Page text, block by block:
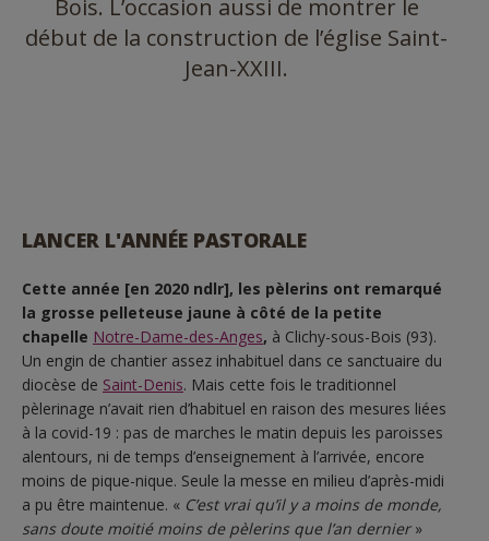
Bois. L’occasion aussi de montrer le
début de la construction de l’église Saint-
Jean-XXIII.
LANCER L'ANNÉE PASTORALE
Cette année [en 2020 ndlr], les pèlerins ont remarqué
la grosse pelleteuse jaune à côté de la petite
chapelle Notre-Dame-des-Anges, à Clichy-sous-Bois (93).
Un engin de chantier assez inhabituel dans ce sanctuaire du
diocèse de Saint-Denis. Mais cette fois le traditionnel
pèlerinage n’avait rien d’habituel en raison des mesures liées
à la covid-19 : pas de marches le matin depuis les paroisses
alentours, ni de temps d’enseignement à l’arrivée, encore
moins de pique-nique. Seule la messe en milieu d’après-midi
a pu être maintenue. « C’est vrai qu’il y a moins de monde,
sans doute moitié moins de pèlerins que l’an dernier»